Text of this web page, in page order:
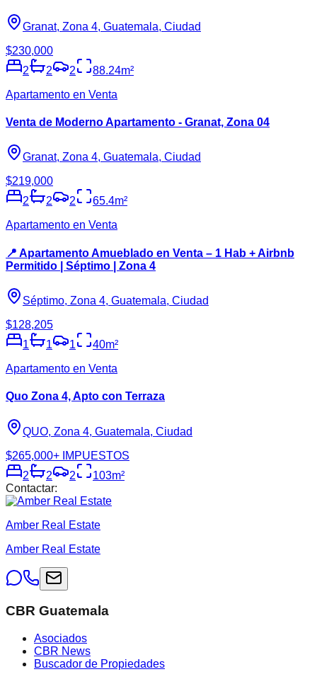
Granat, Zona 4, Guatemala, Ciudad
$230,000
2
2 2 88.24m²
Apartamento en Venta
Venta de Moderno Apartamento - Granat, Zona 04
Granat, Zona 4, Guatemala, Ciudad
$219,000
2
2 2 65.4m²
Apartamento en Venta
📍 Apartamento Amueblado en Venta – 1 Hab + Airbnb
Permitido | Séptimo | Zona 4
Séptimo, Zona 4, Guatemala, Ciudad
$128,205
1
1 1 40m²
Apartamento en Venta
Quo Zona 4, Apto con Terraza
QUO, Zona 4, Guatemala, Ciudad
$265,000+ IMPUESTOS
2
2 2 103m²
Contactar:
Amber Real Estate
Amber Real Estate
CBR Guatemala
Asociados
CBR News
Buscador de Propiedades